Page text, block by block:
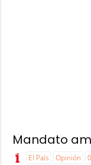
Mandato
El País Opinión